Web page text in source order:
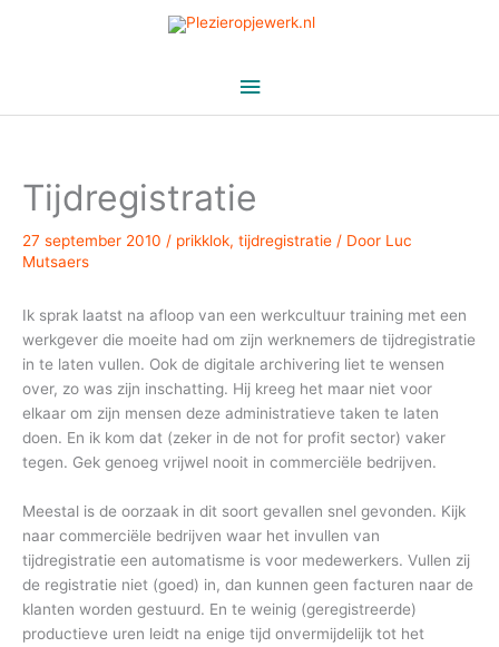
Hoofdmenu
Tijdregistratie
27 september 2010 / prikklok, tijdregistratie / Door Luc
Mutsaers
Ik sprak laatst na afloop van een werkcultuur training met een
werkgever die moeite had om zijn werknemers de tijdregistratie
in te laten vullen. Ook de digitale archivering liet te wensen
over, zo was zijn inschatting. Hij kreeg het maar niet voor
elkaar om zijn mensen deze administratieve taken te laten
doen. En ik kom dat (zeker in de not for profit sector) vaker
tegen. Gek genoeg vrijwel nooit in commerciële bedrijven.
Meestal is de oorzaak in dit soort gevallen snel gevonden. Kijk
naar commerciële bedrijven waar het invullen van
tijdregistratie een automatisme is voor medewerkers. Vullen zij
de registratie niet (goed) in, dan kunnen geen facturen naar de
klanten worden gestuurd. En te weinig (geregistreerde)
productieve uren leidt na enige tijd onvermijdelijk tot het